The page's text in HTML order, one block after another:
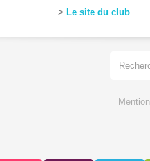
> Le site du club